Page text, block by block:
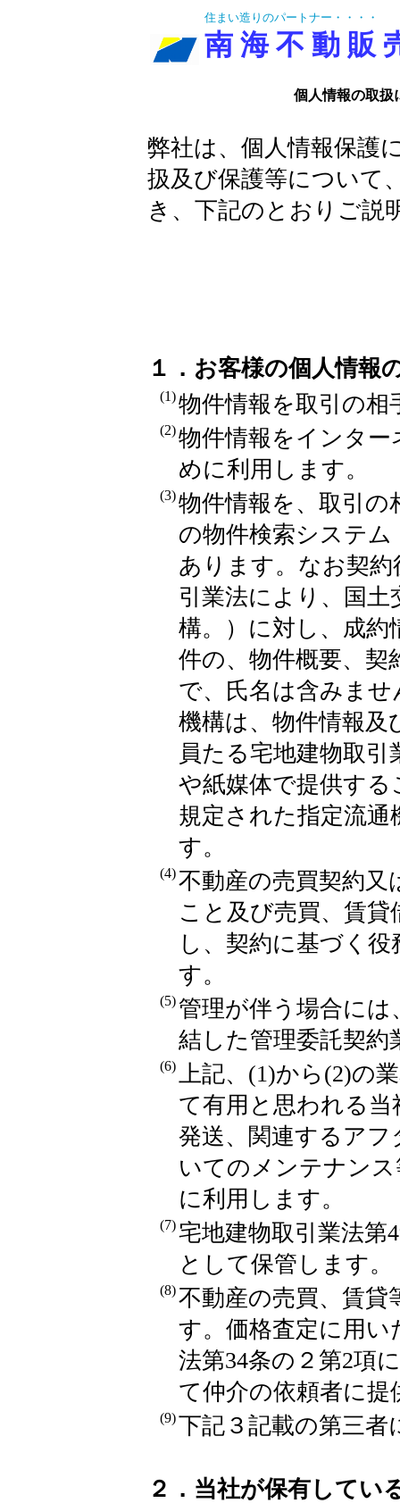
住まい造りのパートナー・・・・
南 海 不 動 販
個人情報の取扱
弊社は、個人情報保護
扱及び保護等について
き、下記のとおりご説
１．お客様の個人情報
(1)物件情報を取引の
(2)物件情報をインタ
めに利用します。
(3)物件情報を、取引の
の物件検索システ
あります。なお契約
引業法により、国
構。）に対し、成約
件の、物件概要、契
で、氏名は含みま
機構は、物件情報及
員たる宅地建物取
や紙媒体で提供す
規定された指定流
す。
(4)不動産の売買契約又
こと及び売買、賃
し、契約に基づく
す。
(5) 管理が伴う場合に
結した管理委託契
(6)上記、(1)から(2)の
て有用と思われる
発送、関連するア
いてのメンテナン
に利用します。
(7)宅地建物取引業法第
として保管します。
(8)不動産の売買、賃貸
す。価格査定に用い
法第34条の２第2項
て仲介の依頼者に
(9)下記３記載の第三者
２．当社が保有してい